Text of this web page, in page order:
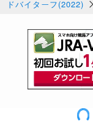
ドバイターフ(2022)